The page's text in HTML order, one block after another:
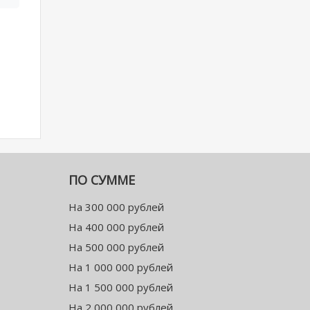
ПО СУММЕ
На 300 000 рублей
На 400 000 рублей
На 500 000 рублей
На 1 000 000 рублей
На 1 500 000 рублей
На 2 000 000 рублей